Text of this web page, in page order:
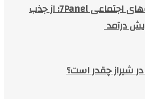
خدمات شبکه‌های اجتماعی 7Panel؛ از جذب
درآمد
شیراز چقدر است؟